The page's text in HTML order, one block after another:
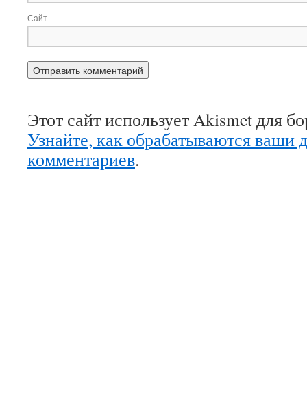
Сайт
Этот сайт использует Akismet для
Узнайте, как обрабатываются ваши
комментариев.